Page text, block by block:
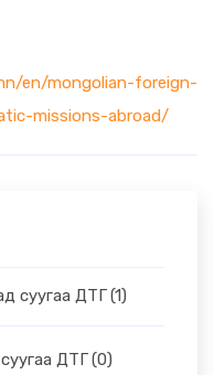
en/mongolian-foreign-
missions-abroad/
суугаа ДТГ(1)
ДТГ(0)